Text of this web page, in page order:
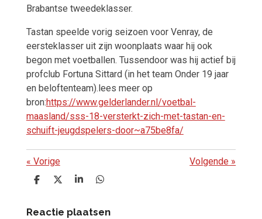
Brabantse tweedeklasser.
Tastan speelde vorig seizoen voor Venray, de
eersteklasser uit zijn woonplaats waar hij ook
begon met voetballen. Tussendoor was hij actief bij
profclub Fortuna Sittard (in het team Onder 19 jaar
en beloftenteam).lees meer op
bron:https://www.gelderlander.nl/voetbal-
maasland/sss-18-versterkt-zich-met-tastan-en-
schuift-jeugdspelers-door~a75be8fa/
« Vorige Volgende »
D
e
D
l
S
r
D
e
Reactie plaatsen